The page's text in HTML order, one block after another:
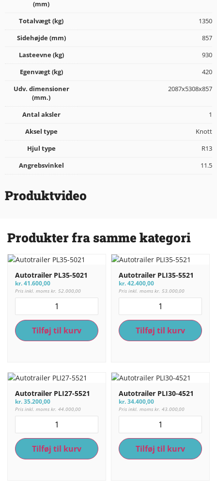
(mm)
Totalvægt (kg) 1350
Sidehøjde (mm) 857
Lasteevne (kg) 930
Egenvægt (kg) 420
Udv. dimensioner
(mm.)
2087x5308x857
Antal aksler 1
Aksel type Knott
Hjul type R13
Angrebsvinkel 11.5
Produktvideo
Produkter fra samme kategori
Autotrailer PL35-5021
kr.41.600,00
Pris inkl. moms kr. 52.000,00
Tilføj til kurv
Autotrailer PLI35-5521
kr.42.400,00
Pris inkl. moms kr. 53.000,00
Tilføj til kurv
Autotrailer PLI27-5521
kr.35.200,00
Pris inkl. moms kr. 44.000,00
Tilføj til kurv
Autotrailer PLI30-4521
kr.34.400,00
Pris inkl. moms kr. 43.000,00
Tilføj til kurv